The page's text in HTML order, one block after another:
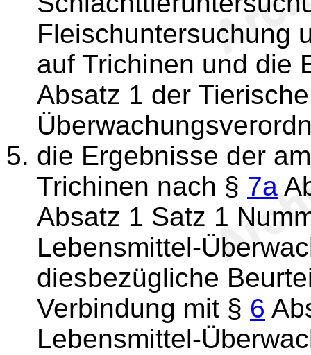
Fleischuntersuchung
auf Trichinen und die
Absatz 1 der
die Ergebnisse der
Trichinen nach § 7a
Absatz 1 Satz 1
Lebensmittel-
diesbezügliche
Verbindung mit § 6
Lebensmittel-